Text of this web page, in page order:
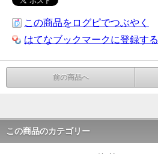
この商品をログピでつぶやく
はてなブックマークに登録する
前の商品へ
この商品のカテゴリー